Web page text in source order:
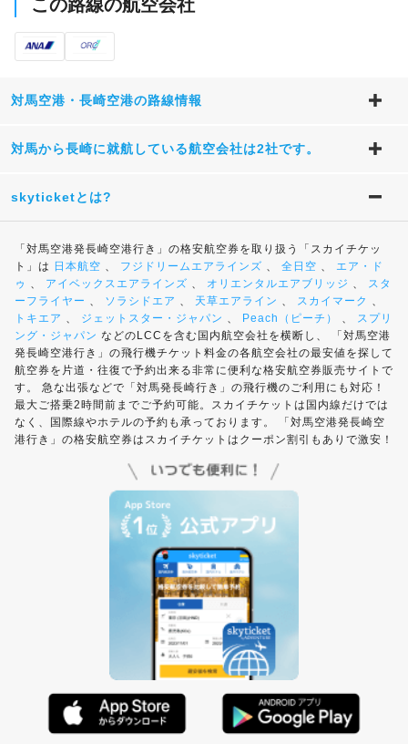
この路線の航空会社
対馬空港・長崎空港の路線情報
対馬から長崎に就航している航空会社は2社です。
skyticketとは?
「対馬空港発長崎空港行き」の格安航空券を取り扱う「スカイチケッ
ト」は 日本航空 、 フジドリームエアラインズ 、 全日空 、 エア・ド
ゥ 、 アイベックスエアラインズ 、 オリエンタルエアブリッジ 、 スタ
ーフライヤー 、 ソラシドエア 、 天草エアライン 、 スカイマーク 、
トキエア 、 ジェットスター・ジャパン 、 Peach（ピーチ） 、 スプリ
ング・ジャパン などのLCCを含む国内航空会社を横断し、 「対馬空港
発長崎空港行き」の飛行機チケット料金の各航空会社の最安値を探して
航空券を片道・往復で予約出来る非常に便利な格安航空券販売サイトで
す。 急な出張などで「対馬発長崎行き」の飛行機のご利用にも対応！
最大ご搭乗2時間前までご予約可能。スカイチケットは国内線だけでは
なく、国際線やホテルの予約も承っております。 「対馬空港発長崎空
港行き」の格安航空券はスカイチケットはクーポン割引もありで激安！